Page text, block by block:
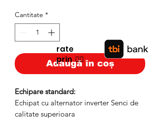
Cantitate *
Adaugă în coș
Echipare standard:
Echipat cu alternator inverter Senci de
calitate superioara
rate
prin👉🏿